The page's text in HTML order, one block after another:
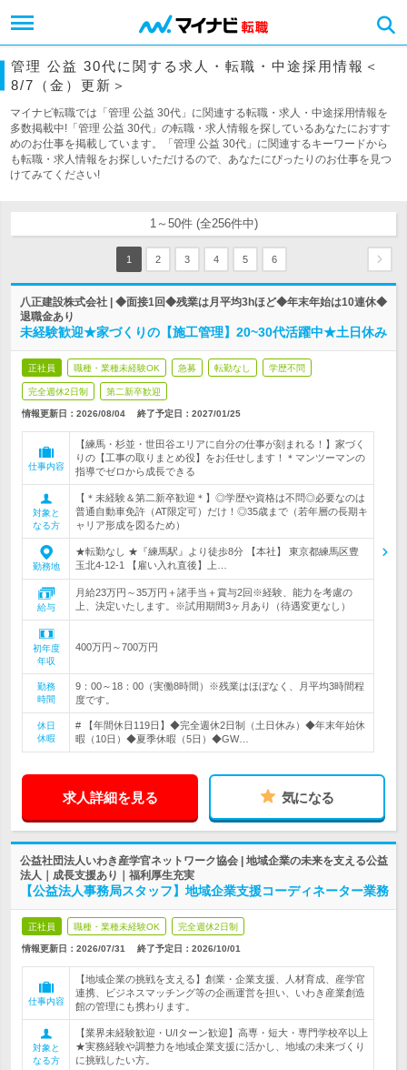
管理 公益 30代に関する求人・転職・中途採用情報＜
8/7（金）更新＞
マイナビ転職では「管理 公益 30代」に関連する転職・求人・中途採用情報を
多数掲載中!「管理 公益 30代」の転職・求人情報を探しているあなたにおすす
めのお仕事を掲載しています。「管理 公益 30代」に関連するキーワードから
も転職・求人情報をお探しいただけるので、あなたにぴったりのお仕事を見つ
けてみてください!
1～50件 (全256件中)
1 2 3 4 5 6
八正建設株式会社 | ◆面接1回◆残業は月平均3hほど◆年末年始は10連休◆
退職金あり
未経験歓迎★家づくりの【施工管理】20~30代活躍中★土日休み
正社員 職種・業種未経験OK 急募 転勤なし 学歴不問
完全週休2日制 第二新卒歓迎
情報更新日：2026/08/04 終了予定日： 2027/01/25
仕事内容
【練馬・杉並・世田谷エリアに自分の仕事が刻まれる！】家づく
りの【工事の取りまとめ役】をお任せします！＊マンツーマンの
指導でゼロから成長できる
対象と
なる方
【＊未経験＆第二新卒歓迎＊】◎学歴や資格は不問◎必要なのは
普通自動車免許（AT限定可）だけ！◎35歳まで（若年層の長期キ
ャリア形成を図るため）
勤務地
★転勤なし ★『練馬駅』より徒歩8分 【本社】 東京都練馬区豊
玉北4-12-1 【雇い入れ直後】上…
給与
月給23万円～35万円＋諸手当＋賞与2回※経験、能力を考慮の
上、決定いたします。※試用期間3ヶ月あり（待遇変更なし）
初年度
年収
400万円～700万円
勤務
時間
9：00～18：00（実働8時間）※残業はほぼなく、月平均3時間程
度です。
休日
休暇
# 【年間休日119日】◆完全週休2日制（土日休み）◆年末年始休
暇（10日）◆夏季休暇（5日）◆GW…
求人詳細を見る 気になる
公益社団法人いわき産学官ネットワーク協会 | 地域企業の未来を支える公益
法人｜成長支援あり｜福利厚生充実
【公益法人事務局スタッフ】地域企業支援コーディネーター業務
正社員 職種・業種未経験OK 完全週休2日制
情報更新日：2026/07/31 終了予定日： 2026/10/01
仕事内容
【地域企業の挑戦を支える】創業・企業支援、人材育成、産学官
連携、ビジネスマッチング等の企画運営を担い、いわき産業創造
館の管理にも携わります。
対象と
なる方
【業界未経験歓迎・U/Iターン歓迎】高専・短大・専門学校卒以上
★実務経験や調整力を地域企業支援に活かし、地域の未来づくり
に挑戦したい方。